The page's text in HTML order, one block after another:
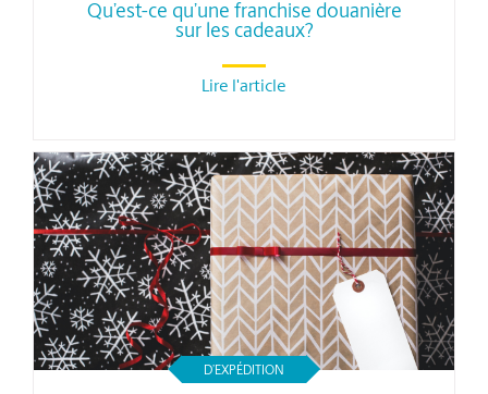
Qu’est-ce qu’une franchise douanière
sur les cadeaux?
Lire l'article
D’EXPÉDITION